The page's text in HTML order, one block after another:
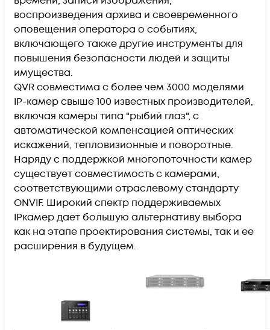
воспроизведения архива и своевременного
оповещения оператора о событиях,
включающего также другие инструменты для
повышения безопасности людей и защиты
имущества.
QVR совместима с более чем 3000 моделями
IP-камер свыше 100 известных производителей,
включая камеры типа "рыбий глаз", с
автоматической компенсацией оптических
искажений, тепловизионные и поворотные.
Наряду с поддержкой многопоточности камер
существует совместимость с камерами,
соответствующими отраслевому стандарту
ONVIF. Широкий спектр поддерживаемых
IPкамер дает большую альтернативу выбора
как на этапе проектирования системы, так и ее
расширения в будущем.